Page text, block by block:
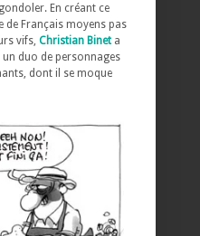
En créant ce
de Français moyens pas
vifs, Christian Binet a
un duo de personnages
dont il se moque